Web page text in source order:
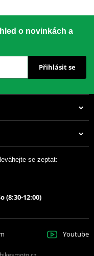
o novinkách a
Přihlásit se
se zeptat:
(8:30-12:00)
Youtube